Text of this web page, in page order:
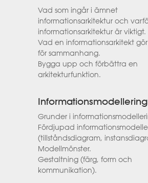
Vad som ingår i ämnet
informationsarkitektur och
informationsarkitektur är viktigt.
Vad en informationsarkitekt
för sammanhang.
Bygga upp och förbättra en
arkitekturfunktion.
Informationsmodellering
Grunder i
Fördjupad
(tillståndsdiagram,
Modellmönster.
Gestaltning (färg, form och
kommunikation).